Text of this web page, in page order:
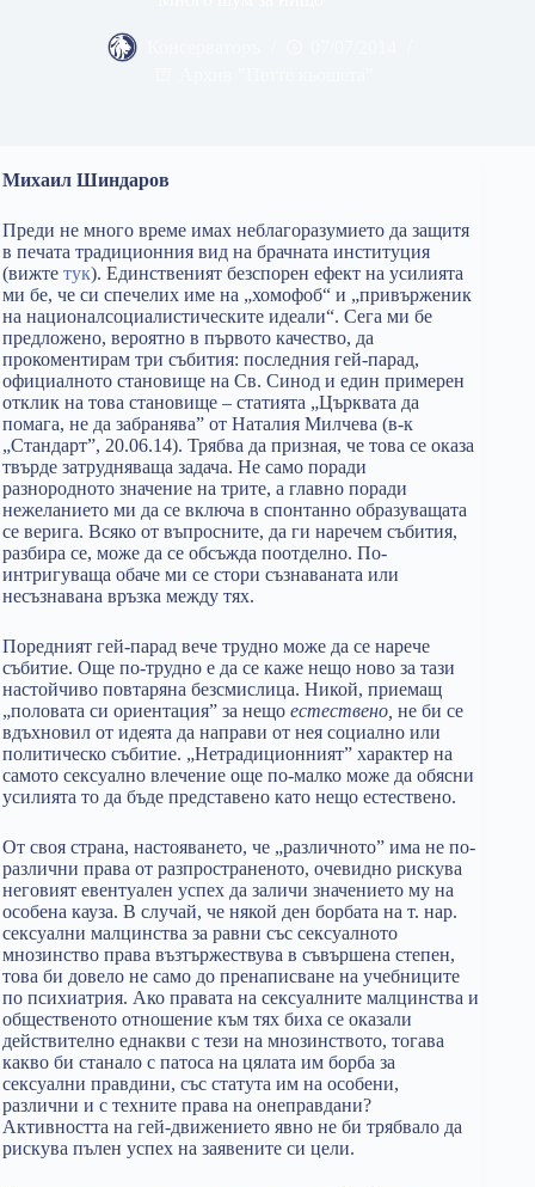
Михаил Шиндаров
Преди не много време имах неблагоразумието да защитя
в печата традиционния вид на брачната институция
(вижте тук). Единственият безспорен ефект на усилията
ми бе, че си спечелих име на „хомофоб“ и „привърженик
на националсоциалистическите идеали“. Сега ми бе
предложено, вероятно в първото качество, да
прокоментирам три събития: последния гей-парад,
официалното становище на Св. Синод и един примерен
отклик на това становище – статията „Църквата да
помага, не да забранява” от Наталия Милчева (в-к
„Стандарт”, 20.06.14). Трябва да призная, че това се оказа
твърде затрудняваща задача. Не само поради
разнородното значение на трите, а главно поради
нежеланието ми да се включа в спонтанно образуващата
се верига. Всяко от въпросните, да ги наречем събития,
разбира се, може да се обсъжда поотделно. По-
интригуваща обаче ми се стори съзнаваната или
несъзнавана връзка между тях.
Поредният гей-парад вече трудно може да се нарече
събитие. Още по-трудно е да се каже нещо ново за тази
настойчиво повтаряна безсмислица. Никой, приемащ
„половата си ориентация” за нещо естествено, не би се
вдъхновил от идеята да направи от нея социално или
политическо събитие. „Нетрадиционният” характер на
самото сексуално влечение още по-малко може да обясни
усилията то да бъде представено като нещо естествено.
От своя страна, настояването, че „различното” има не по-
различни права от разпространеното, очевидно рискува
неговият евентуален успех да заличи значението му на
особена кауза. В случай, че някой ден борбата на т. нар.
сексуални малцинства за равни със сексуалното
мнозинство права възтържествува в съвършена степен,
това би довело не само до пренаписване на учебниците
по психиатрия. Ако правата на сексуалните малцинства и
общественото отношение към тях биха се оказали
действително еднакви с тези на мнозинството, тогава
какво би станало с патоса на цялата им борба за
сексуални правдини, със статута им на особени,
различни и с техните права на онеправдани?
Активността на гей-движението явно не би трябвало да
рискува пълен успех на заявените си цели.